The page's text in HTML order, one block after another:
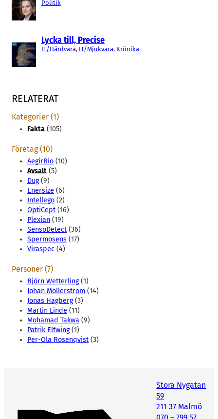
Politik
Lycka till, Precise
IT/Hårdvara, IT/Mjukvara, Krönika
RELATERAT
Kategorier (1)
Fakta (105)
Företag (10)
AegirBio (10)
Avsalt (5)
Dug(9)
Enersize (6)
Intellego (2)
OptiCept (16)
Plexian (19)
SensoDetect (36)
Spermosens (17)
Viraspec (4)
Personer (7)
Björn Wetterling(1)
Johan Möllerström (14)
Jonas Hagberg(3)
Martin Linde (11)
Mohamad Takwa (9)
Patrik Elfwing(1)
Per-Ola Rosenqvist (3)
Stora Nygatan
59
211 37 Malmö